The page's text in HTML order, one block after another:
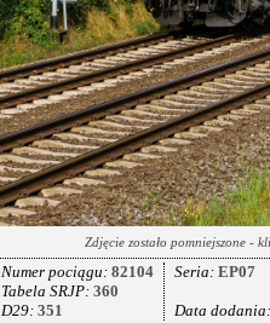
Zdjęcie zostało pomniejszone -
Numer pociągu: 82104
Tabela SRJP: 360
D29: 351
Seria: EP07
Data